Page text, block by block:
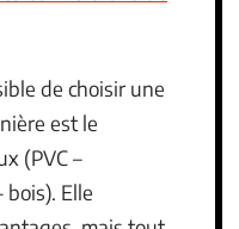
de choisir une
est le
(PVC –
Elle